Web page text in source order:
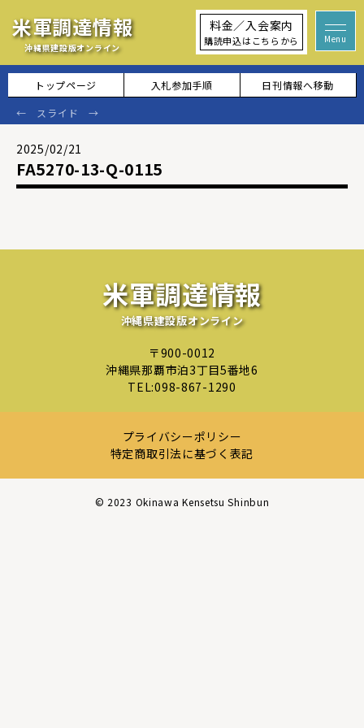
米軍調達情報
沖縄県建設版オンライン
料金／入会案内
購読申込はこちらから
トップページ 入札参加手順 日刊情報へ移動
2025/02/21
FA5270-13-Q-0115
米軍調達情報
沖縄県建設版オンライン
〒900-0012
沖縄県那覇市泊3丁目5番地6
TEL:098-867-1290
プライバシーポリシー
特定商取引法に基づく表記
©︎ 2023 Okinawa Kensetsu Shinbun